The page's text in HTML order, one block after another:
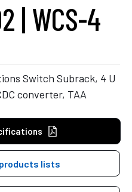
| WCS-4
Switch Subrack, 4 U
converter, TAA
lists